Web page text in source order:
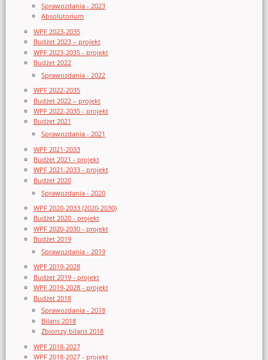
Sprawozdania - 2023
Absolutorium
WPF 2023-2035
Budżet 2023 – projekt
WPF 2023-2035 - projekt
Budżet 2022
Sprawozdania - 2022
WPF 2022-2035
Budżet 2022 – projekt
WPF 2022-2035 - projekt
Budżet 2021
Sprawozdania - 2021
WPF 2021-2033
Budżet 2021 - projekt
WPF 2021-2033 - projekt
Budżet 2020
Sprawozdania - 2020
WPF 2020-2033 (2020-2030)
Budżet 2020 - projekt
WPF 2020-2030 - projekt
Budżet 2019
Sprawozdania - 2019
WPF 2019-2028
Budżet 2019 - projekt
WPF 2019-2028 - projekt
Budżet 2018
Sprawozdania - 2018
Bilans 2018
Zbiorczy bilans 2018
WPF 2018-2027
WPF 2018-2027 - projekt